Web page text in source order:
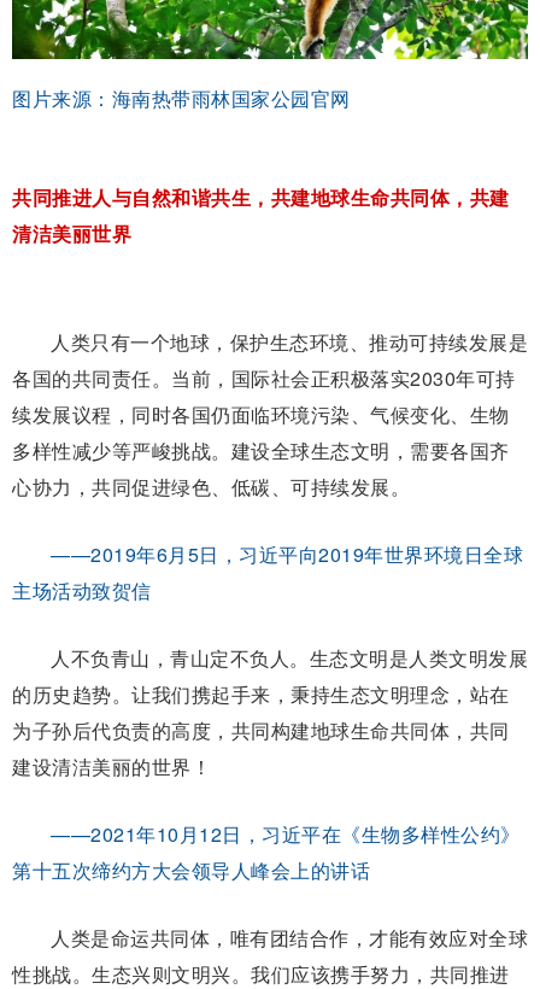
图片来源：海南热带雨林国家公园官网
共同推进人与自然和谐共生，共建地球生命共同体，共建
清洁美丽世界
人类只有一个地球，保护生态环境、推动可持续发展是
各国的共同责任。当前，国际社会正积极落实2030年可持
续发展议程，同时各国仍面临环境污染、气候变化、生物
多样性减少等严峻挑战。建设全球生态文明，需要各国齐
心协力，共同促进绿色、低碳、可持续发展。
——2019年6月5日，习近平向2019年世界环境日全球
主场活动致贺信
人不负青山，青山定不负人。生态文明是人类文明发展
的历史趋势。让我们携起手来，秉持生态文明理念，站在
为子孙后代负责的高度，共同构建地球生命共同体，共同
建设清洁美丽的世界！
——2021年10月12日，习近平在《生物多样性公约》
第十五次缔约方大会领导人峰会上的讲话
人类是命运共同体，唯有团结合作，才能有效应对全球
性挑战。生态兴则文明兴。我们应该携手努力，共同推进